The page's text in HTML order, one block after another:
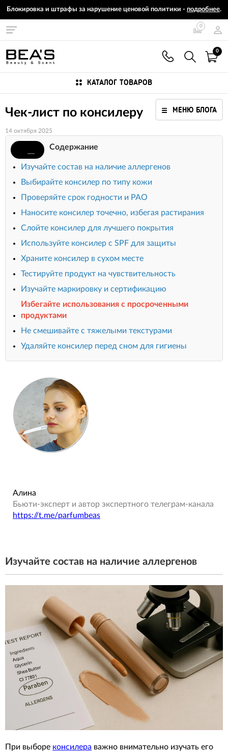
Блокировка и штрафы за нарушение ценовой политики - подробнее.
0
0
КАТАЛОГ ТОВАРОВ
МЕНЮ БЛОГА
Чек-лист по консилеру
14 октября 2025
Содержание
Изучайте состав на наличие аллергенов
Выбирайте консилер по типу кожи
Проверяйте срок годности и PAO
Наносите консилер точечно, избегая растирания
Слойте консилер для лучшего покрытия
Используйте консилер с SPF для защиты
Храните консилер в сухом месте
Тестируйте продукт на чувствительность
Изучайте маркировку и сертификацию
Избегайте использования с просроченными
продуктами
Не смешивайте с тяжелыми текстурами
Удаляйте консилер перед сном для гигиены
Алина
Бьюти-эксперт и автор экспертного телеграм-канала
https://t.me/parfumbeas
Изучайте состав на наличие аллергенов
При выборе консилера важно внимательно изучать его